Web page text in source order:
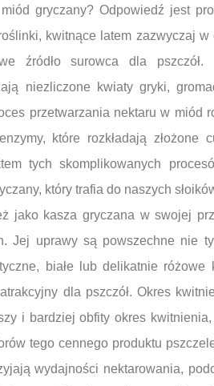
gryczany? Odpowiedź jest
kwitnące latem zazwyczaj
źródło surowca dla pszczół.
niezliczone kwiaty gryki,
przetwarzania nektaru w miód
które rozkładają złożone
tych skomplikowanych
który trafia do naszych
jako kasza gryczana w swojej
Jej uprawy są powszechne nie
białe lub delikatnie
dla pszczół. Okres
i bardziej obfity okres
tego cennego produktu
wydajności nektarowania,